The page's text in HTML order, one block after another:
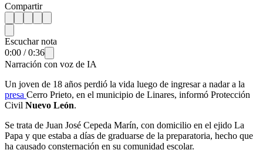
Compartir
Escuchar nota
0:00 /0:36
Narración con voz de IA
Un joven de 18 años perdió la vida luego de ingresar a nadar a la
presa Cerro Prieto, en el municipio de Linares, informó Protección
Civil Nuevo León.
Se trata de Juan José Cepeda Marín, con domicilio en el ejido La
Papa y que estaba a días de graduarse de la preparatoria, hecho que
ha causado consternación en su comunidad escolar.